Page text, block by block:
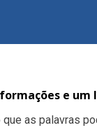
e
as palavras